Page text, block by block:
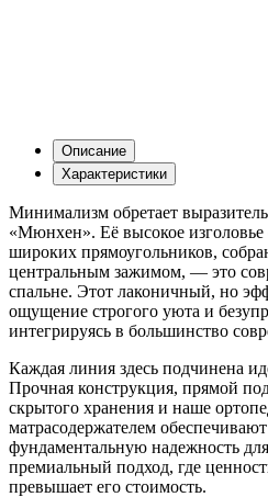
Описание
Характеристики
Минимализм обретает
«Мюнхен». Её высокое
широких прямоугольников,
центральным зажимом, — это
спальне. Этот лаконичный, но
ощущение строгого уюта и
интегрируясь в большинство
Каждая линия здесь подчинена
Прочная конструкция, прямой
скрытого хранения и наше
матрасодержателем
фундаментальную надежность
премиальный подход, где
превышает его стоимость.